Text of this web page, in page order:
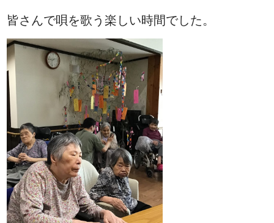
皆さんで唄を歌う楽しい時間でした。